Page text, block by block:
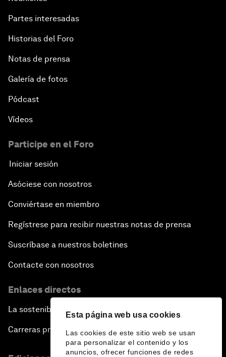
Esta página web usa cookies
Las cookies de este sitio web se usan
para personalizar el contenido y los
anuncios, ofrecer funciones de redes
Partes interesadas
Historias del Foro
Notas de prensa
Galería de fotos
Pódcast
Vídeos
Participe en el Foro
Iniciar sesión
Asóciese con nosotros
Conviértase en miembro
Regístrese para recibir nuestras notas de prensa
Suscríbase a nuestros boletines
Contacte con nosotros
Enlaces directos
La sostenibilidad en el Foro
Carreras profesionales